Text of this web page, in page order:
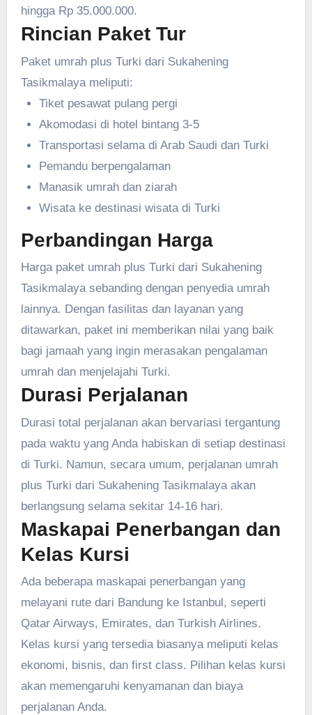
hingga Rp 35.000.000.
Rincian Paket Tur
Paket umrah plus Turki dari Sukahening
Tasikmalaya meliputi:
Tiket pesawat pulang pergi
Akomodasi di hotel bintang 3-5
Transportasi selama di Arab Saudi dan Turki
Pemandu berpengalaman
Manasik umrah dan ziarah
Wisata ke destinasi wisata di Turki
Perbandingan Harga
Harga paket umrah plus Turki dari Sukahening
Tasikmalaya sebanding dengan penyedia umrah
lainnya. Dengan fasilitas dan layanan yang
ditawarkan, paket ini memberikan nilai yang baik
bagi jamaah yang ingin merasakan pengalaman
umrah dan menjelajahi Turki.
Durasi Perjalanan
Durasi total perjalanan akan bervariasi tergantung
pada waktu yang Anda habiskan di setiap destinasi
di Turki. Namun, secara umum, perjalanan umrah
plus Turki dari Sukahening Tasikmalaya akan
berlangsung selama sekitar 14-16 hari.
Maskapai Penerbangan dan
Kelas Kursi
Ada beberapa maskapai penerbangan yang
melayani rute dari Bandung ke Istanbul, seperti
Qatar Airways, Emirates, dan Turkish Airlines.
Kelas kursi yang tersedia biasanya meliputi kelas
ekonomi, bisnis, dan first class. Pilihan kelas kursi
akan memengaruhi kenyamanan dan biaya
perjalanan Anda.